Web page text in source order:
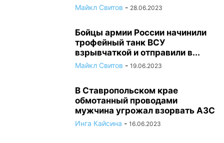
Майкл Свитов - 28.06.2023
Бойцы армии России начинили
трофейный танк ВСУ
взрывчаткой и отправили в...
Майкл Свитов - 19.06.2023
В Ставропольском крае
обмотанный проводами
мужчина угрожал взорвать АЗС
Инга Кайсина - 16.06.2023